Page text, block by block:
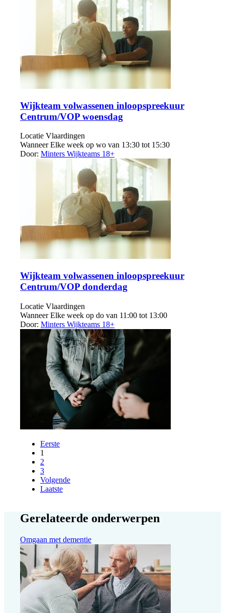
Wijkteam volwassenen inloopspreekuur
Centrum/VOP woensdag
Locatie Vlaardingen
Wanneer Elke week op wo van 13:30 tot 15:30
Door: Minters Wijkteams 18+
Wijkteam volwassenen inloopspreekuur
Centrum/VOP donderdag
Locatie Vlaardingen
Wanneer Elke week op do van 11:00 tot 13:00
Door: Minters Wijkteams 18+
Eerste
1
2
3
Volgende
Laatste
Gerelateerde onderwerpen
Omgaan met dementie